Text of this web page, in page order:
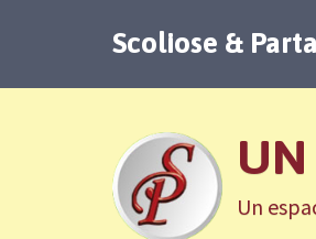
Scoliose &
UN
Un